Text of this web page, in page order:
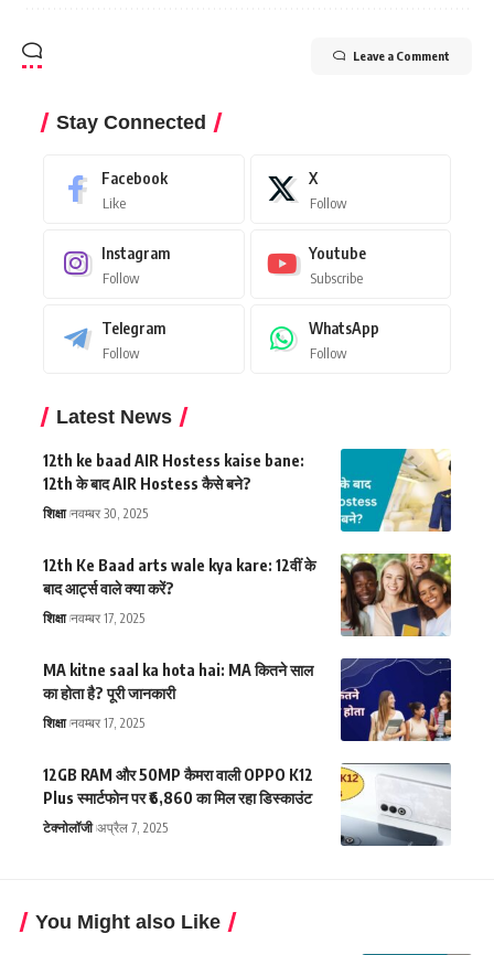
Leave a Comment
Stay Connected
Facebook
Like
X
Follow
Instagram
Follow
Youtube
Subscribe
Telegram
Follow
WhatsApp
Follow
Latest News
12th ke baad AIR Hostess kaise bane:
12th के बाद AIR Hostess कैसे बने?
शिक्षा नवम्बर 30, 2025
12th Ke Baad arts wale kya kare: 12वीं के
बाद आर्ट्स वाले क्या करें?
शिक्षा नवम्बर 17, 2025
MA kitne saal ka hota hai: MA कितने साल
का होता है? पूरी जानकारी
शिक्षा नवम्बर 17, 2025
12GB RAM और 50MP कैमरा वाली OPPO K12
Plus स्मार्टफोन पर ₹6,860 का मिल रहा डिस्काउंट
टेक्नोलॉजी अप्रैल 7, 2025
You Might also Like